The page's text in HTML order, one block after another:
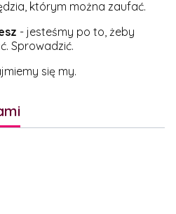
którym można zaufać.
- jesteśmy po to, żeby
Sprowadzić.
się my.